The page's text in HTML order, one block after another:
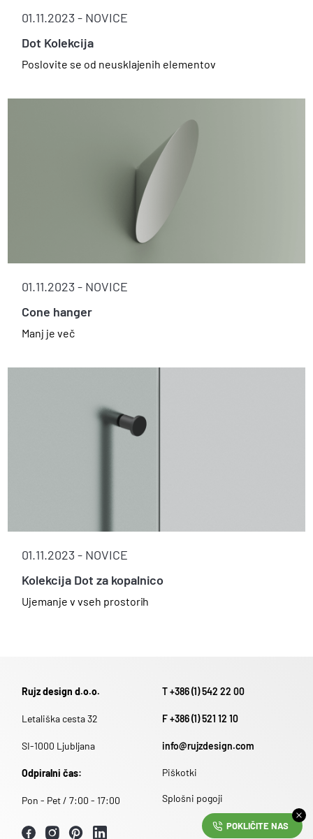
01.11.2023 - NOVICE
Dot Kolekcija
Poslovite se od neusklajenih elementov
01.11.2023 - NOVICE
Cone hanger
Manj je več
01.11.2023 - NOVICE
Kolekcija Dot za kopalnico
Ujemanje v vseh prostorih
Rujz design d.o.o.
Letališka cesta 32
SI-1000 Ljubljana
Odpiralni čas:
Pon - Pet / 7:00 - 17:00
T +386 (1) 542 22 00
F +386 (1) 521 12 10
info@rujzdesign.com
Piškotki
Splošni pogoji
POKLIČITE NAS